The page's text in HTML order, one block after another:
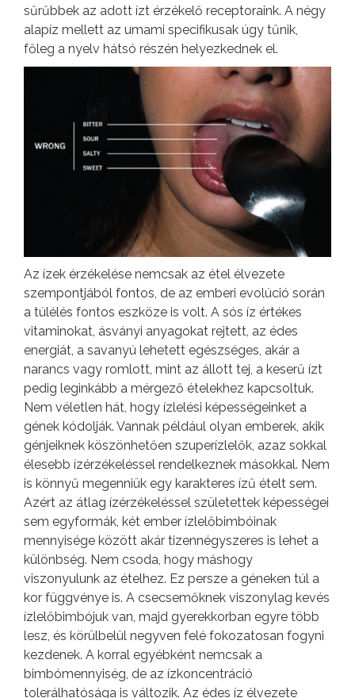
sűrűbbek az adott ízt érzékelő receptoraink. A négy
alapíz mellett az umami specifikusak úgy tűnik,
főleg a nyelv hátsó részén helyezkednek el.
Az ízek érzékelése nemcsak az étel élvezete
szempontjából fontos, de az emberi evolúció során
a túlélés fontos eszköze is volt. A sós íz értékes
vitaminokat, ásványi anyagokat rejtett, az édes
energiát, a savanyú lehetett egészséges, akár a
narancs vagy romlott, mint az állott tej, a keserű ízt
pedig leginkább a mérgező ételekhez kapcsoltuk.
Nem véletlen hát, hogy ízlelési képességeinket a
gének kódolják. Vannak például olyan emberek, akik
génjeiknek köszönhetően szuperízlelők, azaz sokkal
élesebb ízérzékeléssel rendelkeznek másokkal. Nem
is könnyű megenniük egy karakteres ízű ételt sem.
Azért az átlag ízérzékeléssel születettek képességei
sem egyformák, két ember ízlelőbimbóinak
mennyisége között akár tizennégyszeres is lehet a
különbség. Nem csoda, hogy máshogy
viszonyulunk az ételhez. Ez persze a géneken túl a
kor függvénye is. A csecsemőknek viszonylag kevés
ízlelőbimbójuk van, majd gyerekkorban egyre több
lesz, és körülbelül negyven felé fokozatosan fogyni
kezdenek. A korral egyébként nemcsak a
bimbómennyiség, de az ízkoncentráció
tolerálhatósága is változik. Az édes íz élvezete